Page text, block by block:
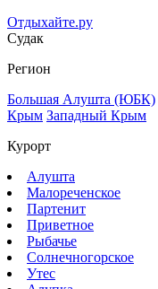
Отдыхайте.ру
Судак
Регион
Большая Алушта (ЮБК)
Крым Западный Крым
Курорт
Алушта
Малореченское
Партенит
Приветное
Рыбачье
Солнечногорское
Утес